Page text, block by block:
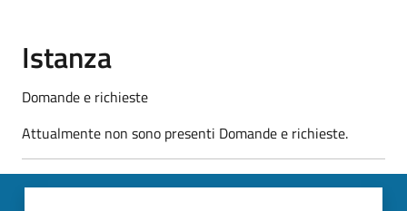
Istanza
Domande e richieste
Attualmente non sono presenti Domande e richieste.